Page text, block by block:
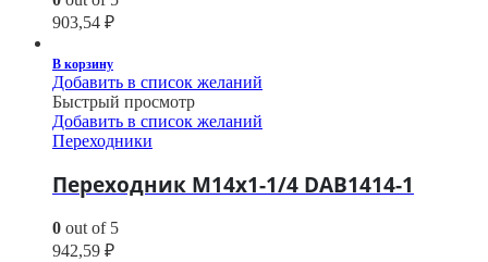
903,54 ₽
В корзину
Добавить в список желаний
Быстрый просмотр
Добавить в список желаний
Переходники
Переходник M14х1-1/4 DAB1414-1
0 out of 5
942,59 ₽